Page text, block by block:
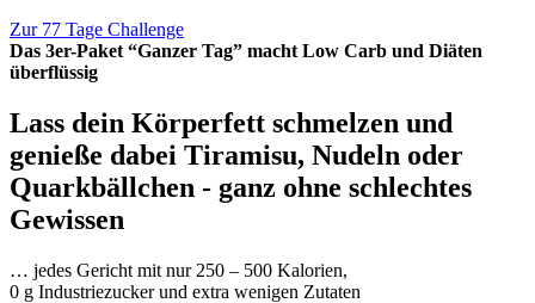
Zur 77 Tage Challenge
Das 3er-Paket “Ganzer Tag” macht Low Carb und Diäten
überflüssig
Lass dein Körperfett schmelzen und
genieße dabei Tiramisu, Nudeln oder
Quarkbällchen - ganz ohne schlechtes
Gewissen
… jedes Gericht mit nur 250 – 500 Kalorien,
0 g Industriezucker und extra wenigen Zutaten